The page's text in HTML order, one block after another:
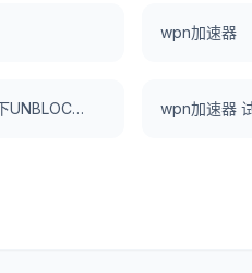
wpn加速器
wpn加速器 试了一下UNBLOCKCN，真好用。